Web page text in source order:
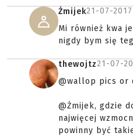
Żmijek21-07-
Mi również kwa
nigdy bym się
thewojtz21-07-
@wallop pics or
@Żmijek, gdzie
najwięcej
powinny być